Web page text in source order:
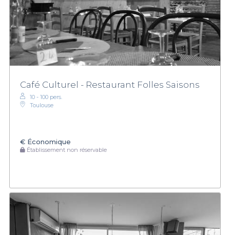
Café Culturel - Restaurant Folles Saisons
10 - 100 pers.
Toulouse
€ Économique
Établissement non réservable